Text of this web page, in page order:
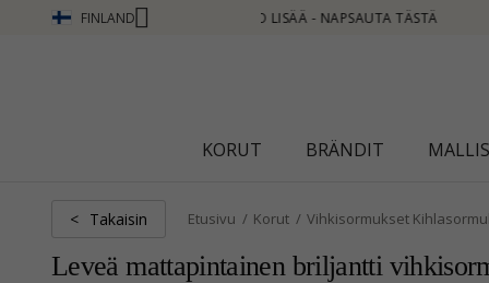
FINLAND
NAPSAUTA TÄSTÄ
KORUT BRÄNDIT
< Takaisin Etusivu Korut Vihkisormukset
Leveä mattapintainen briljantti